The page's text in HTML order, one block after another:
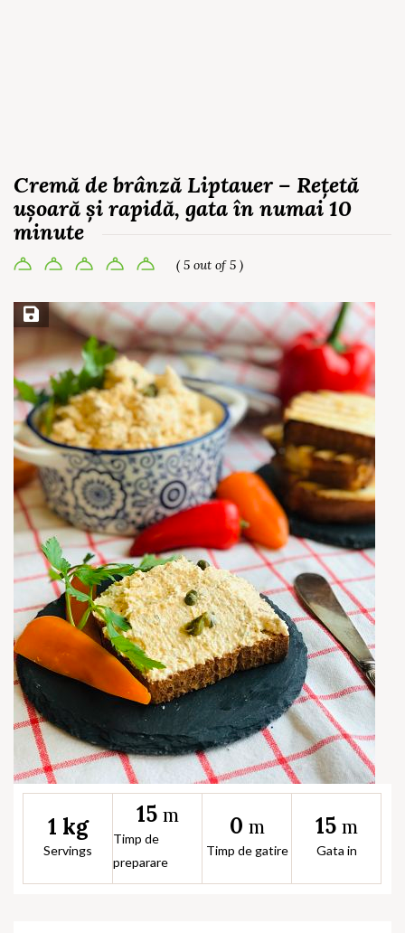
Cremă de brânză Liptauer – Rețetă
ușoară și rapidă, gata în numai 10
minute
( 5 out of 5 )
Save Recipe
1 kg
Servings
15 m
Timp de
preparare
0 m
Timp de gatire
15 m
Gata in